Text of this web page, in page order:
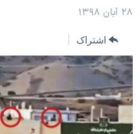
جهشورزشی
ویدیوها
فرهنگ و زندگی
حقوق شهروندی
جام جهانی ۲۰۲۶
بایگانی برنامه‌های تلویزیونی
مستندها
انتخابات ریاست جمهوری آمریکا ۲۰۲۴
فرکانس‌های صدای آمریکا
پخش رادیویی
یادگیری زبان انگلیسی
دنبال کنید
۲۸ آبان ۱۳۹۸
اشتراک